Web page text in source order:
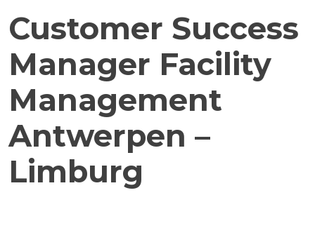
Customer Success
Manager Facility
Management
Antwerpen –
Limburg